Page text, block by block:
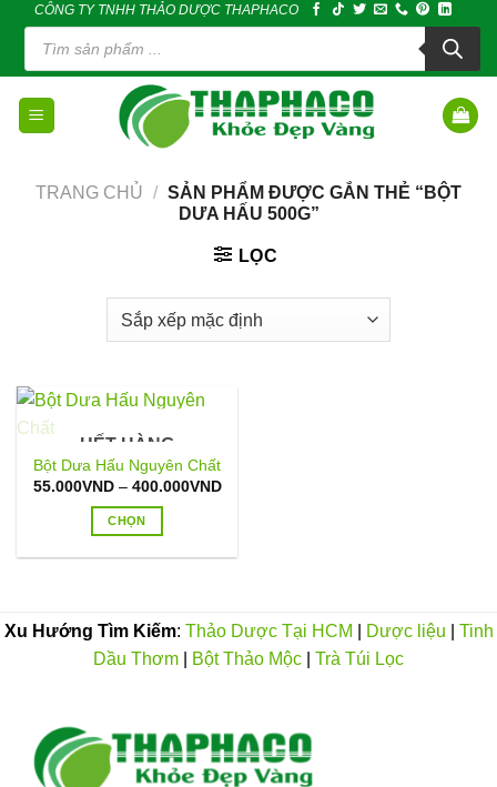
content
CÔNG TY TNHH THẢO DƯỢC THAPHACO
Tìm
kiếm
phẩm
TRANG CHỦ / SẢN PHẨM ĐƯỢC GẮN THẺ “BỘT
DƯA HẤU 500G”
LỌC
HẾT HÀNG
Bột Dưa Hấu Nguyên Chất
55.000VND – 400.000VNDKhoảng
400.000VND
CHỌN
nhiều
biến
tùy
chọn
có
Xu Hướng Tìm Kiếm: Thảo Dược Tại HCM Dược liệu
Tinh
Dầu Thơm
Bột Thảo Mộc Trà Túi Lọc